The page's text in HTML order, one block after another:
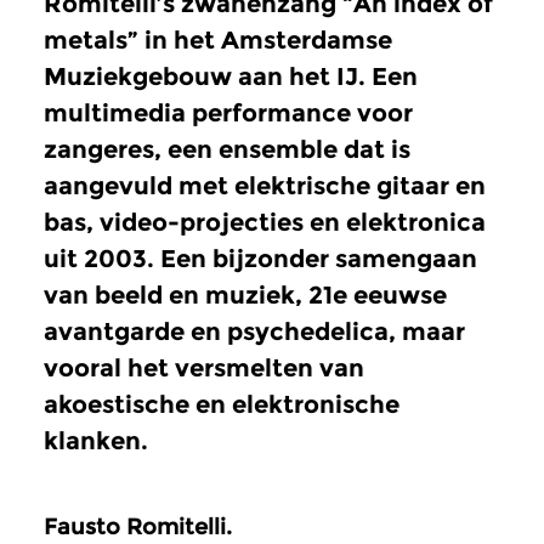
metals” in het Amsterdamse
Muziekgebouw aan het IJ. Een
multimedia performance voor
zangeres, een ensemble dat is
aangevuld met elektrische gitaar en
bas, video-projecties en elektronica
uit 2003. Een bijzonder samengaan
van beeld en muziek, 21e eeuwse
avantgarde en psychedelica, maar
vooral het versmelten van
akoestische en elektronische
klanken.
Fausto Romitelli.